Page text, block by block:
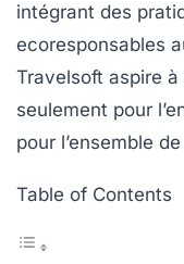
intégrant des
ecoresponsables
Travelsoft aspire
seulement pour
pour l’ensemble
Table of Contents